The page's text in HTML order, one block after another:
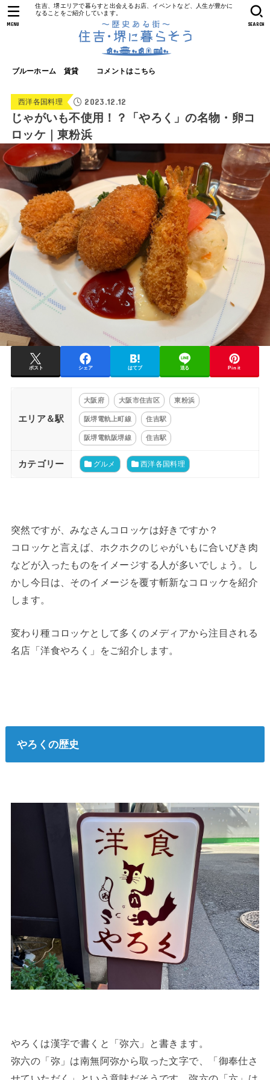
住吉、堺エリアで暮らすと出会えるお店、イベントなど、人生が豊かに
なることをご紹介しています。
ブルーホーム 賃貸 コメントはこちら
SEARCH
MENU
西洋各国料理 2023.12.12
じゃがいも不使用！？「やろく」の名物・卵コ
ロッケ｜東粉浜
ポスト シェア はてブ 送る Pin it
エリア＆駅
大阪府 大阪市住吉区 東粉浜
阪堺電軌上町線 住吉駅
阪堺電軌阪堺線 住吉駅
カテゴリー グルメ 西洋各国料理
突然ですが、みなさんコロッケは好きですか？
コロッケと言えば、ホクホクのじゃがいもに合いびき肉
などが入ったものをイメージする人が多いでしょう。し
かし今日は、そのイメージを覆す斬新なコロッケを紹介
します。
変わり種コロッケとして多くのメディアから注目される
名店「洋食やろく」をご紹介します。
やろくの歴史
やろくは漢字で書くと「弥六」と書きます。
弥六の「弥」は南無阿弥から取った文字で、「御奉仕さ